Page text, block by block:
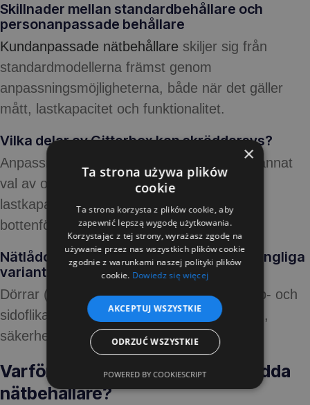
Skillnader mellan standardbehållare och
personanpassade behållare
Kundanpassade nätbehållare skiljer sig från
standardmodellerna främst genom
anpassningsmöjligheterna, både när det gäller
mått, lastkapacitet och funktionalitet.
Vilka delar av Gitterbox kan skräddarsys?
Anpassningsmöjligheterna omfattar bland annat
val av olika färger, specifika mått, nät,
lastkapacitet, dörrar, klaffar, öron eller
bottenförstärkningar.
Nätlådor med dörrar, klaffar, öron - tillgängliga
varianter
Dörrar (helt eller delvis öppningsbara), topp- och
sidoflikar samt handtag underlättar lastning,
säkerhet och hantering av gods.
Varför väljer företag skräddarsydda
nätbehållare?
×
Ta strona używa plików
cookie
Ta strona korzysta z plików cookie, aby
zapewnić lepszą wygodę użytkowania.
Korzystając z tej strony, wyrażasz zgodę na
używanie przez nas wszystkich plików cookie
zgodnie z warunkami naszej polityki plików
cookie. Dowiedz się więcej
AKCEPTUJ WSZYSTKIE
ODRZUĆ WSZYSTKIE
POWERED BY COOKIESCRIPT